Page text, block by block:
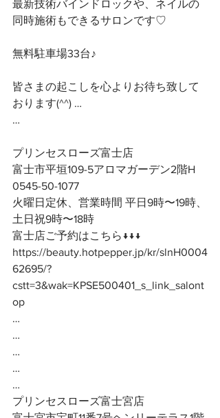
最新技術バインドロックや、ネイルの
同時施術もできるサロンです♡
無料駐車場33台♪
皆さまの起こしを心よりお待ち致して
おります(^^) …
…
プリンセスローズ富士店
富士市平垣109-5アロマガーデン2階H
0545-50-1077
火曜日定休、営業時間 平日9時〜19時、
土日祝9時〜18時
富士店ご予約はこちら↓↓↓
https://beauty.hotpepper.jp/kr/slnH0004
62695/?
cstt=3&wak=KPSE500401_s_link_salont
op
…
…
…
…
…
プリンセスローズ富士宮店